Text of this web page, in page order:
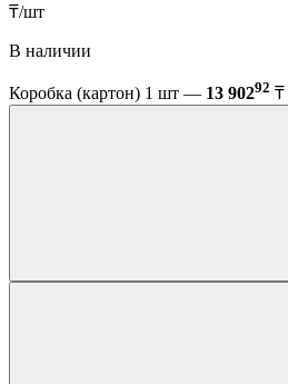
₸/шт
В наличии
Коробка (картон) 1 шт — 13 90292 ₸